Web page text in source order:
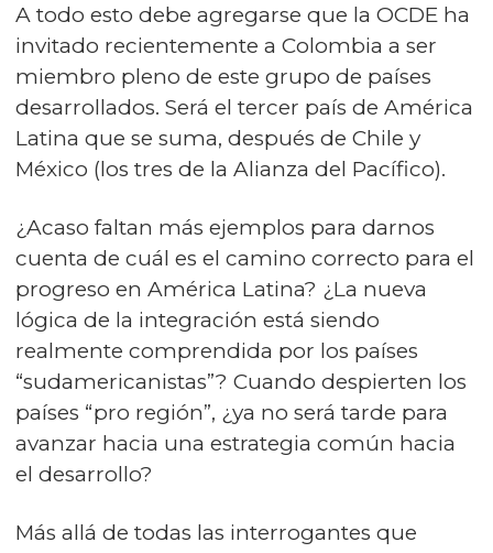
A todo esto debe agregarse que la OCDE ha
invitado recientemente a Colombia a ser
miembro pleno de este grupo de países
desarrollados. Será el tercer país de América
Latina que se suma, después de Chile y
México (los tres de la Alianza del Pacífico).
¿Acaso faltan más ejemplos para darnos
cuenta de cuál es el camino correcto para el
progreso en América Latina? ¿La nueva
lógica de la integración está siendo
realmente comprendida por los países
“sudamericanistas”? Cuando despierten los
países “pro región”, ¿ya no será tarde para
avanzar hacia una estrategia común hacia
el desarrollo?
Más allá de todas las interrogantes que